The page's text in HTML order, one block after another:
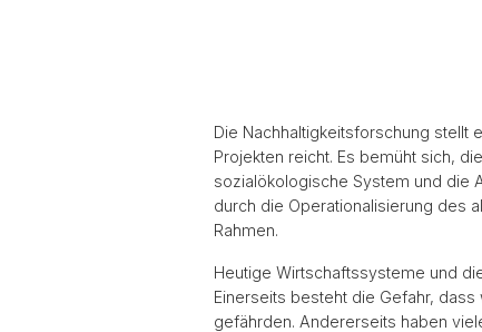
Die Nachhaltigkeitsforschung stellt
Projekten reicht. Es bemüht sich,
sozialökologische System und die
durch die Operationalisierung des
Rahmen.
Heutige Wirtschaftssysteme und
Einerseits besteht die Gefahr, dass
gefährden. Andererseits haben